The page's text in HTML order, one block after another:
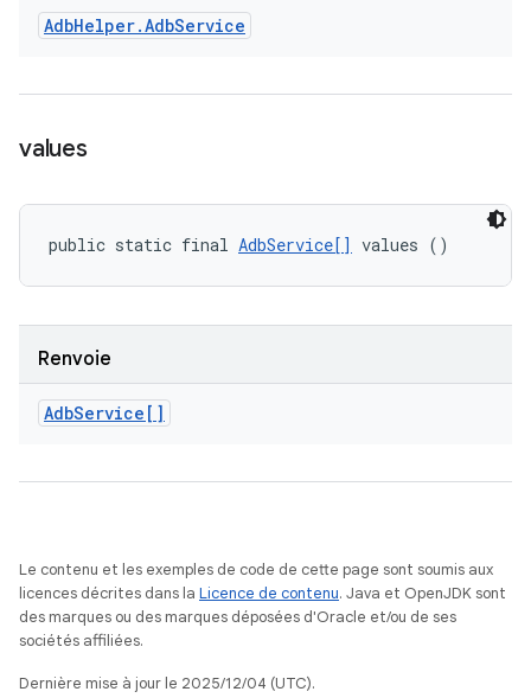
AdbHelper.AdbService
values
public static final AdbService[] values ()
Renvoie
AdbService[]
Le contenu et les exemples de code de cette page sont soumis aux
licences décrites dans la Licence de contenu. Java et OpenJDK sont
des marques ou des marques déposées d'Oracle et/ou de ses
sociétés affiliées.
Dernière mise à jour le 2025/12/04 (UTC).